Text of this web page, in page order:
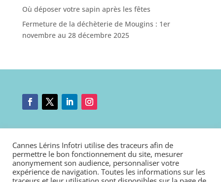
Où déposer votre sapin après les fêtes
Fermeture de la déchèterie de Mougins : 1er
novembre au 28 décembre 2025
Politique de cookies|Déclaration d’accessibilité
Cannes Lérins Infotri utilise des traceurs afin de
permettre le bon fonctionnement du site, mesurer
anonymement son audience, personnaliser votre
expérience de navigation. Toutes les informations sur les